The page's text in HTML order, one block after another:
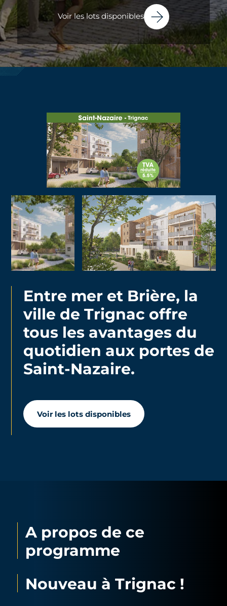
Voir les lots disponibles
Entre mer et Brière, la
ville de Trignac offre
tous les avantages du
quotidien aux portes de
Saint-Nazaire.
Voir les lots disponibles
A propos de ce
programme
Nouveau à Trignac !